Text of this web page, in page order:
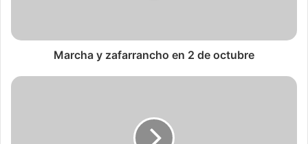
Marcha y zafarrancho en 2 de octubre